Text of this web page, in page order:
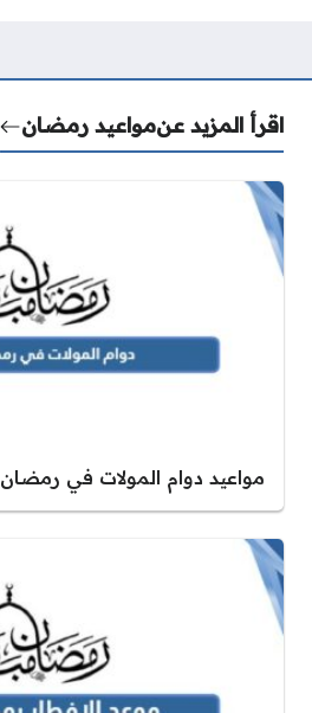
اقرأ المزيد عنمواعيد رمضان
مواعيد دوام المولات في رمضان 2025 الإمارات